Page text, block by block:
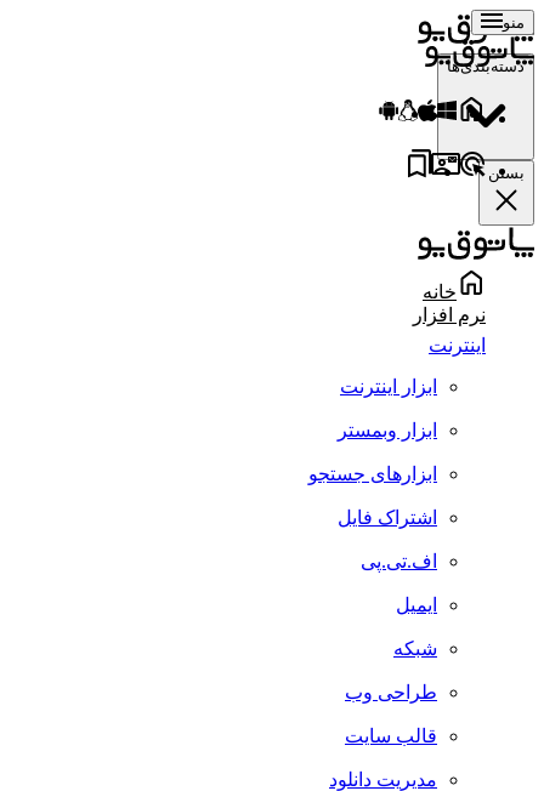
منو
دسته‌بندی‌ها
بستن
خانه
نرم افزار
اینترنت
ابزار اینترنت
ابزار وبمستر
ابزارهای جستجو
اشتراک فایل
اف.تی.پی
ایمیل
شبکه
طراحی وب
قالب سایت
مدیریت دانلود